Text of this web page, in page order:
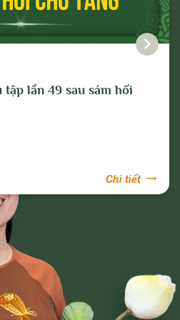
tập lần 49 sau sám hối
Chi tiết
Thị Yến
Hoàn Quán